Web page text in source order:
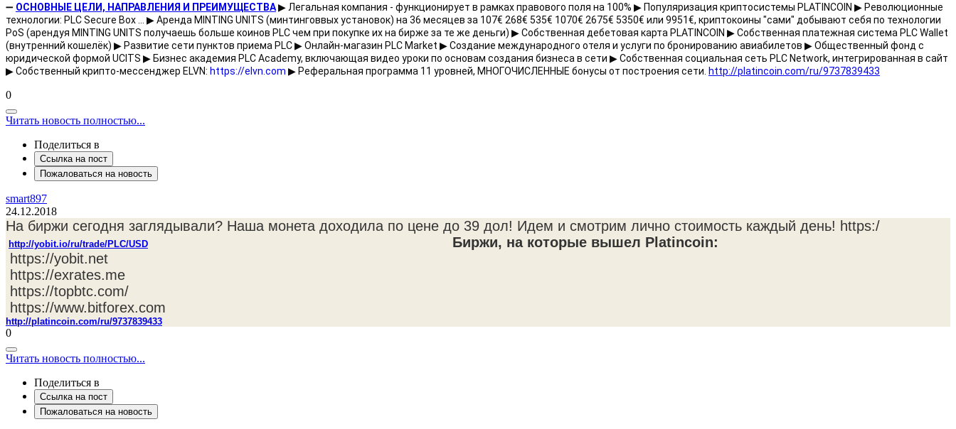
➖ ОСНОВНЫЕ ЦЕЛИ, НАПРАВЛЕНИЯ И ПРЕИМУЩЕСТВА ▶ Легальная компания - функционирует в рамках правового поля на 100% ▶ Популяризация криптосистемы PLATINCOIN ▶ Революционные
технологии: PLC Secure Box ... ▶ Аренда MINTING UNITS (минтинговвых установок) на 36 месяцев за 107€ 268€ 535€ 1070€ 2675€ 5350€ или 9951€, криптокоины "сами" добывают себя по технологии
PoS (арендуя MINTING UNITS получаешь больше коинов PLC чем при покупке их на бирже за те же деньги) ▶ Собственная дебетовая карта PLATINCOIN ▶ Собственная платежная система PLC Wallet
(внутренний кошелёк) ▶ Развитие сети пунктов приема PLC ▶ Онлайн-магазин PLC Market ▶ Создание международного отеля и услуги по бронированию авиабилетов ▶ Общественный фонд с
юридической формой UCITS ▶ Бизнес академия PLC Academy, включающая видео уроки по основам создания бизнеса в сети ▶ Собственная социальная сеть PLC Network, интегрированная в сайт
▶ Собственный крипто-мессенджер ELVN: https://elvn.com ▶ Реферальная программа 11 уровней, МНОГОЧИСЛЕННЫЕ бонусы от построения сети. http://platincoin.com/ru/9737839433
0
Читать новость полностью...
Поделиться в
Ссылка на пост
Пожаловаться на новость
smart897
24.12.2018
На биржи сегодня заглядывали? Наша монета доходила по цене до 39 дол! Идем и смотрим лично стоимость каждый день! https:/
http://yobit.io/ru/trade/PLC/USD
Биржи, на которые вышел Platincoin:
https://yobit.net
https://exrates.me
https://topbtc.com/
https://www.bitforex.com
http://platincoin.com/ru/9737839433
0
Читать новость полностью...
Поделиться в
Ссылка на пост
Пожаловаться на новость